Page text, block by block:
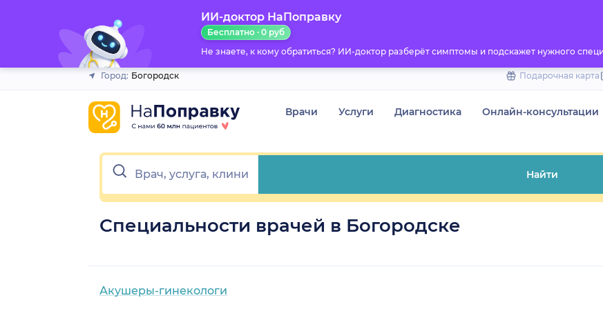
ИИ-доктор НаПоправку
Бесплатно · 0 руб
Не знаете, к кому обратиться? ИИ-доктор разберёт симптомы и подскажет нужного
Город: Богородск Подарочная карта
Врачи Услуги Диагностика Онлайн-консультации
Найти
Специальности врачей в Богородске
Акушеры-гинекологи